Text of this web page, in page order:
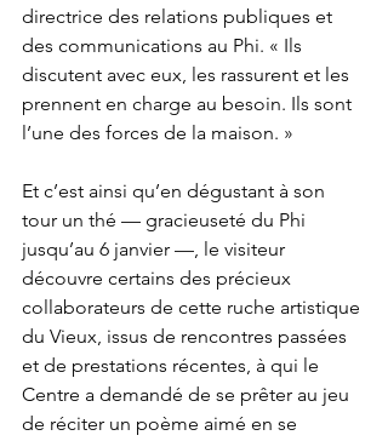
directrice des relations publiques et
des communications au Phi. « Ils
discutent avec eux, les rassurent et les
prennent en charge au besoin. Ils sont
l’une des forces de la maison. »
Et c’est ainsi qu’en dégustant à son
tour un thé — gracieuseté du Phi
jusqu’au 6 janvier —, le visiteur
découvre certains des précieux
collaborateurs de cette ruche artistique
du Vieux, issus de rencontres passées
et de prestations récentes, à qui le
Centre a demandé de se prêter au jeu
de réciter un poème aimé en se